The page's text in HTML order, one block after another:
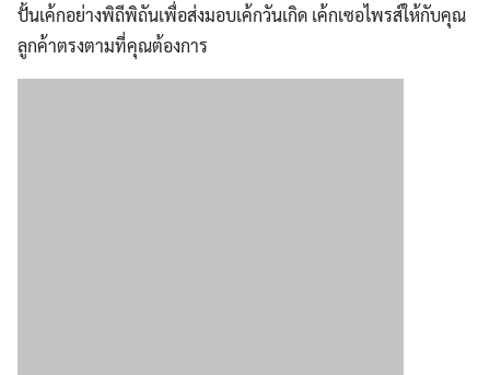
ปั้นเค้กอย่างพิถีพิถันเพื่อส่งมอบเค้กวันเกิด เค้กเซอไพรส์ให้กับคุณ
ลูกค้าตรงตามที่คุณต้องการ